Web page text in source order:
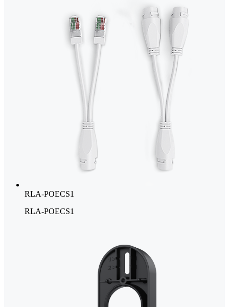
RLA-POECS1
RLA-POECS1